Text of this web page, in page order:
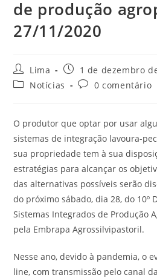
de produção
27/11/2020
Lima
1 de dezembro
Notícias
0 comentário
O produtor que optar por usar
sistemas de integração lavoura-
sua propriedade tem à sua
estratégias para alcançar os
das alternativas possíveis serão
do próximo sábado, dia 28, do 10º
Sistemas Integrados de Produção
pela Embrapa Agrossilvipastoril.
Nesse ano, devido à pandemia, o
line, com transmissão pelo canal